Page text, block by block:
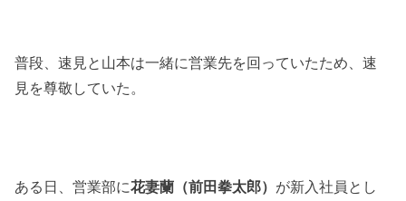
普段、速見と山本は一緒に営業先を回っていたため、速
見を尊敬していた。
ある日、営業部に花妻蘭（前田拳太郎） が新入社員とし